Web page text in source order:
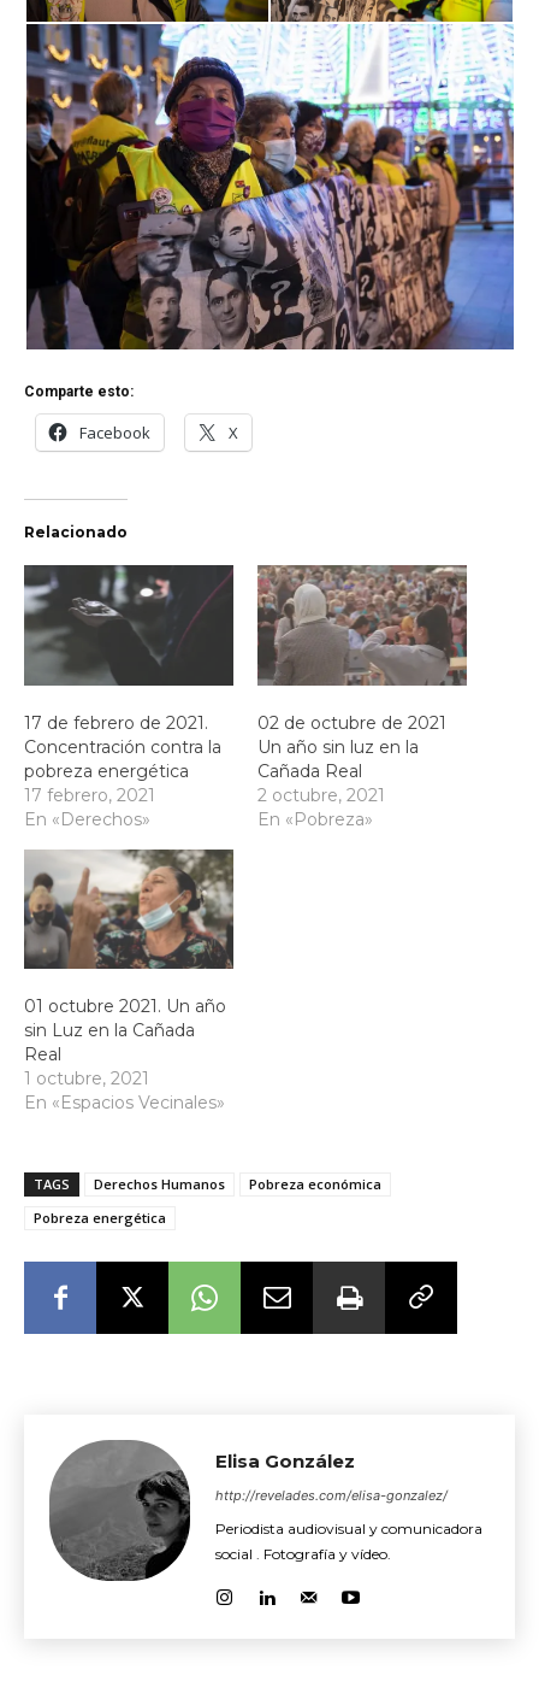
Comparte esto:
Facebook X
Relacionado
17 de febrero de 2021.
Concentración contra la
pobreza energética
17 febrero, 2021
En «Derechos»
02 de octubre de 2021
Un año sin luz en la
Cañada Real
2 octubre, 2021
En «Pobreza»
01 octubre 2021. Un año
sin Luz en la Cañada
Real
1 octubre, 2021
En «Espacios Vecinales»
TAGS Derechos Humanos
Pobreza económica
Pobreza energética
Elisa González
http://revelades.com/elisa-gonzalez/
Periodista audiovisual y comunicadora
social . Fotografía y vídeo.